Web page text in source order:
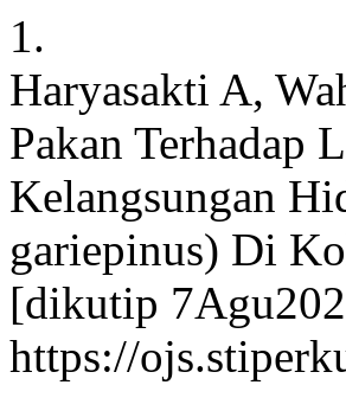
1.
Haryasakti A,
Pakan Terhadap
Kelangsungan
gariepinus) Di
[dikutip
https://